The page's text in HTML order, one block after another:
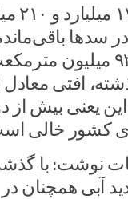
هم‌اینک
سدها
۲۲ میلیارد و ۹۲۰
یعنی بیش از
کشور خالی
آبی همچنان